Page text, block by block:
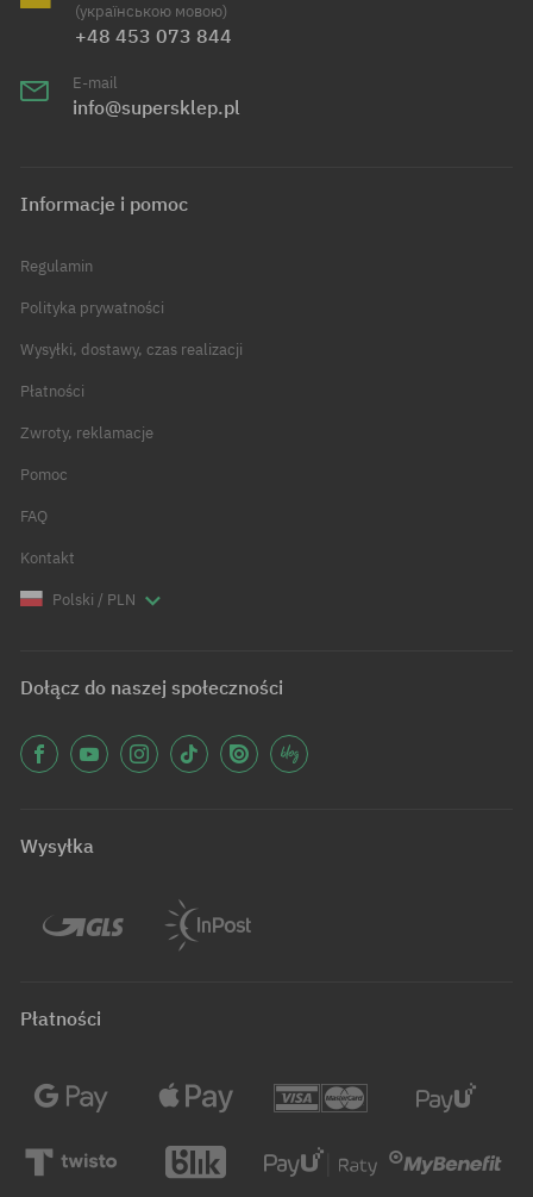
(українською мовою)
+48 453 073 844
E-mail
info@supersklep.pl
Informacje i pomoc
Regulamin
Polityka prywatności
Wysyłki, dostawy, czas realizacji
Płatności
Zwroty, reklamacje
Pomoc
FAQ
Kontakt
Polski / PLN
Dołącz do naszej społeczności
Wysyłka
Płatności